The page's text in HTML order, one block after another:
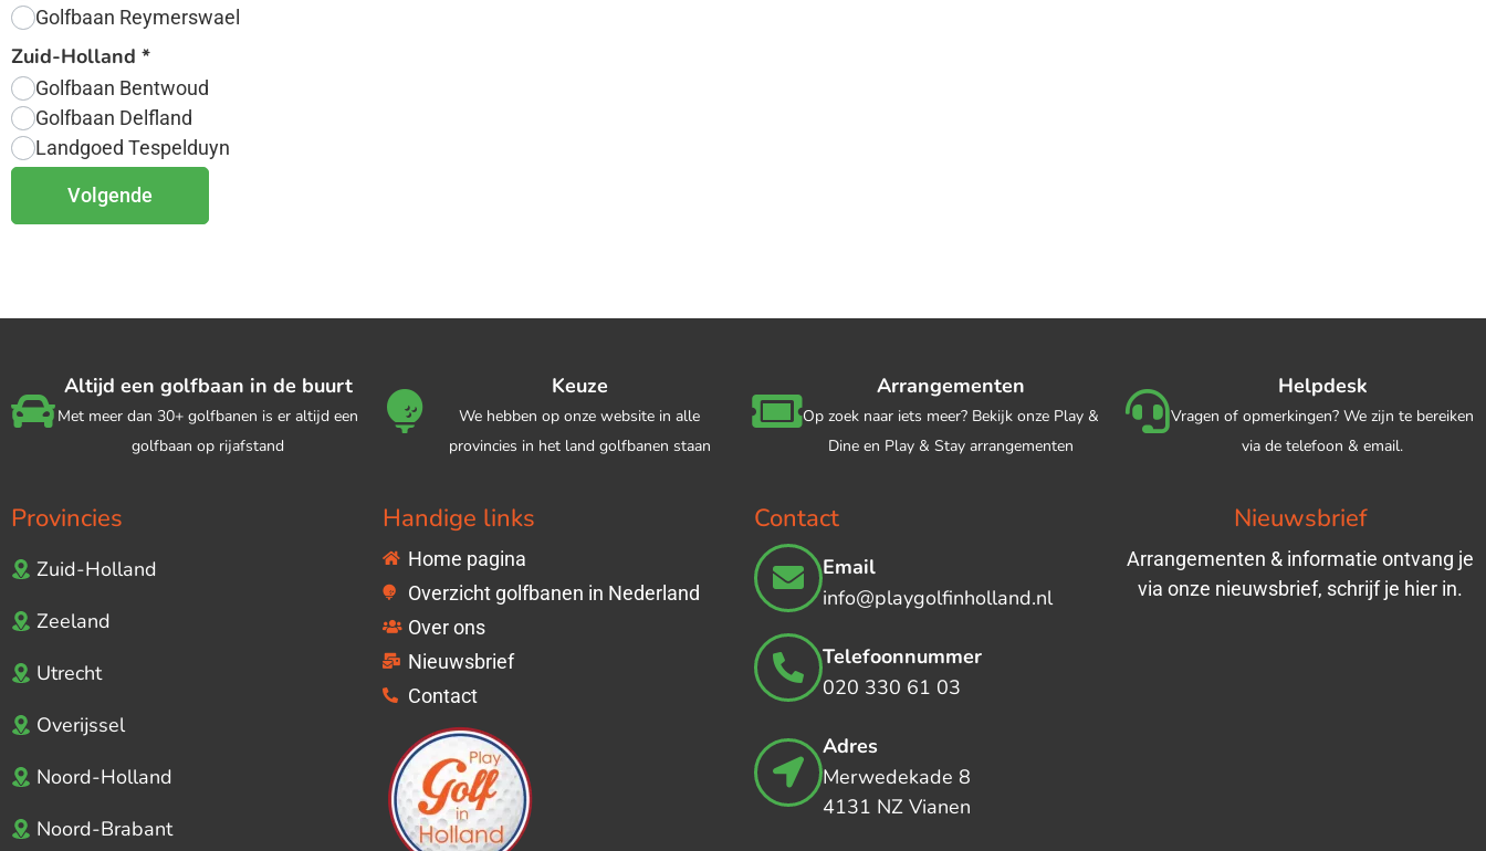
Golfbaan Reymerswael
Zuid-Holland *
Golfbaan Bentwoud
Golfbaan Delfland
Landgoed Tespelduyn
Volgende
Altijd een golfbaan in de buurt
Met meer dan 30+ golfbanen is er altijd een
golfbaan op rijafstand
Keuze
We hebben op onze website in alle
provincies in het land golfbanen staan
Arrangementen
Op zoek naar iets meer? Bekijk onze Play &
Dine en Play & Stay arrangementen
Helpdesk
Vragen of opmerkingen? We zijn te bereiken
via de telefoon & email.
Provincies
Zuid-Holland
Zeeland
Utrecht
Overijssel
Noord-Holland
Noord-Brabant
Handige links
Home pagina
Overzicht golfbanen in Nederland
Over ons
Nieuwsbrief
Contact
Contact
Email
info@playgolfinholland.nl
Telefoonnummer
020 330 61 03
Adres
Merwedekade 8
4131 NZ Vianen
Nieuwsbrief
Arrangementen & informatie ontvang je
via onze nieuwsbrief, schrijf je hier in.